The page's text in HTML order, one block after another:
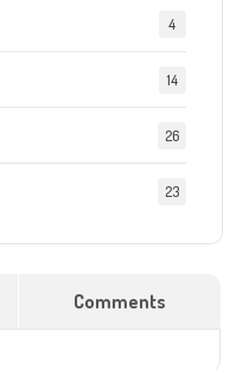
4
14
26
23
Comments